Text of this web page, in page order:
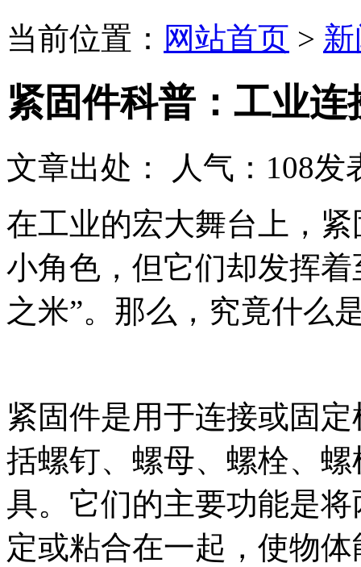
当前位置： 网站首页 >
紧固件科普：工业连
文章出处： 人气： 108发
在工业的宏大舞台上，
小角色，但它们却发挥
之米”。那么，究竟什么
紧固件是用于连接或固
括螺钉、螺母、螺栓、
具。它们的主要功能是
定或粘合在一起，使物